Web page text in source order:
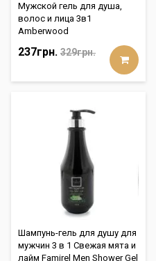
Мужской гель для душа,
волос и лица 3в1
Amberwood
237грн. 329грн.
Шампунь-гель для душу для
мужчин 3 в 1 Свежая мята и
лайм Famirel Men Shower Gel